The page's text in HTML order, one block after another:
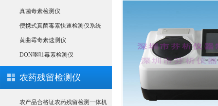
真菌毒素检测仪
便携式真菌毒素快速检测仪系统
黄曲霉毒素速测仪
DON呕吐毒素检测仪
农药残留检测仪
农产品合格证农药残留检测一体机